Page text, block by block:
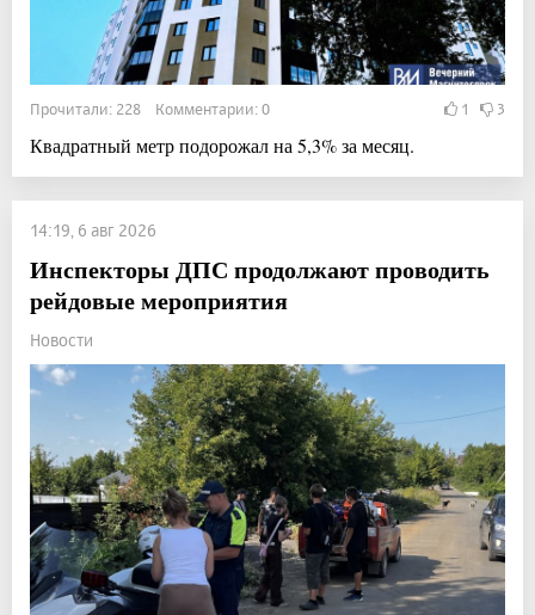
Прочитали: 228 Комментарии: 0 1 3
Квадратный метр подорожал на 5,3% за месяц.
14:19, 6 авг 2026
Инспекторы ДПС продолжают проводить
рейдовые мероприятия
Новости